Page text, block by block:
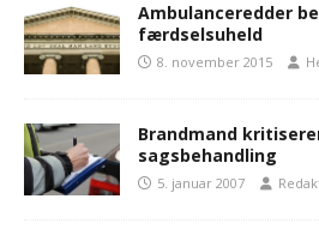
Ambulanceredder
færdselsuheld
8. november 2015
Brandmand
sagsbehandling
5. januar 2007